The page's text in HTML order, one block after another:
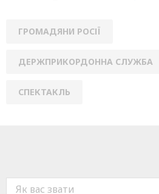
ГРОМАДЯНИ РОСІЇ
ДЕРЖПРИКОРДОННА СЛУЖБА
СПЕКТАКЛЬ